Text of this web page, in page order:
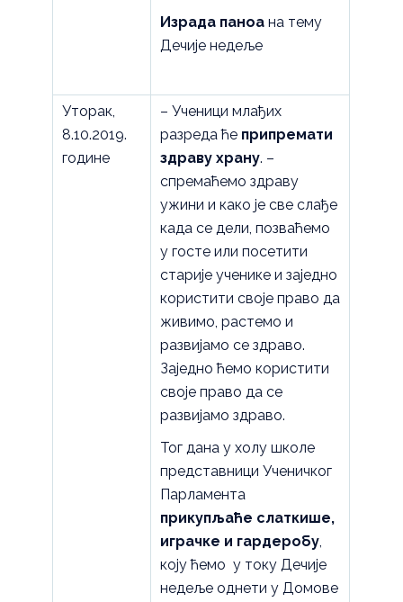
Израда паноа на тему
Дечије недеље
Уторак,
8.10.2019.
године
– Ученици млађих
разреда ће припремати
здраву храну. –
спремаћемо здраву
ужини и како је све слађе
када се дели, позваћемо
у госте или посетити
старије ученике и заједно
користити своје право да
живимо, растемо и
развијамо се здраво.
Заједно ћемо користити
своје право да се
развијамо здраво.
Тог дана у холу школе
представници Ученичког
Парламента
прикупљаће слаткише,
играчке и гардеробу,
коју ћемо у току Дечије
недеље однети у Домове